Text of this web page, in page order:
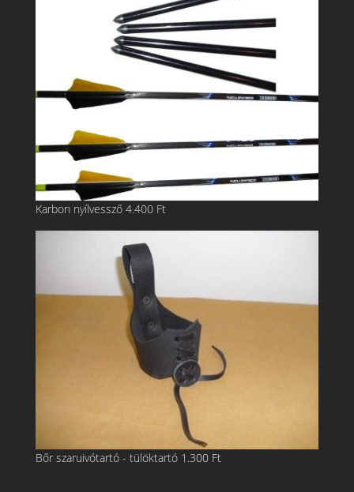
Karbon nyílvessző 4.400 Ft
Bőr szaruivótartó - tülöktartó 1.300 Ft